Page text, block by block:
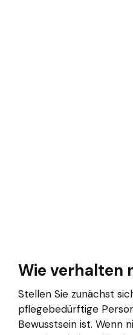
Wie verhalten
Stellen Sie zunächst
pflegebedürftige
Bewusstsein ist. Wenn